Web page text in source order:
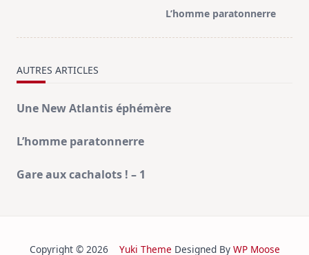
text">Page</span>
L’homme paratonnerre
AUTRES ARTICLES
Une New Atlantis éphémère
L’homme paratonnerre
Gare aux cachalots ! – 1
Copyright © 2026 Yuki Theme Designed By WP Moose